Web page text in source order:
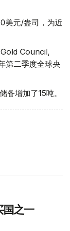
美元/盎司，为近
Council,
第二季度全球央
备增加了15吨。
国之一